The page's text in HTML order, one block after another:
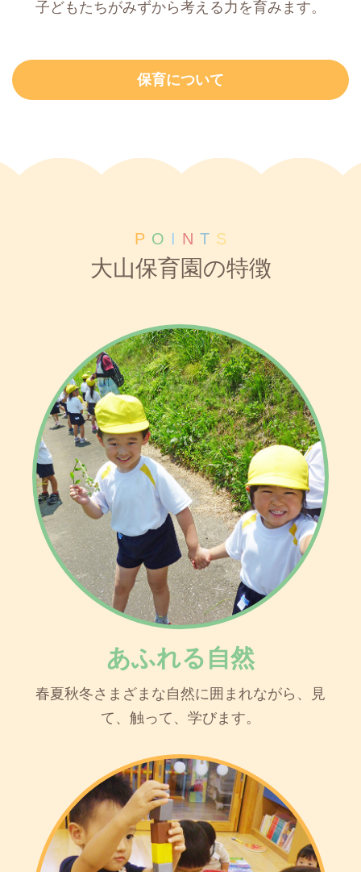
子どもたちがみずから考える力を育みます。
保育について
P O I N T S
大山保育園の特徴
あふれる自然
春夏秋冬さまざまな自然に囲まれながら、見
て、触って、学びます。